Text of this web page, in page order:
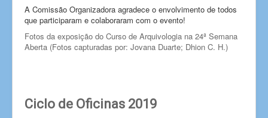
A Comissão Organizadora agradece o envolvimento de todos
que participaram e colaboraram com o evento!
Fotos da exposição do Curso de Arquivologia na 24ª Semana
Aberta (Fotos capturadas por: Jovana Duarte; Dhion C. H.)
Ciclo de Oficinas 2019